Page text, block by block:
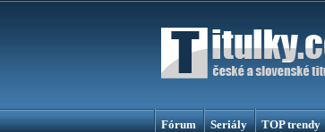
Fórum Seriály TOP trendy